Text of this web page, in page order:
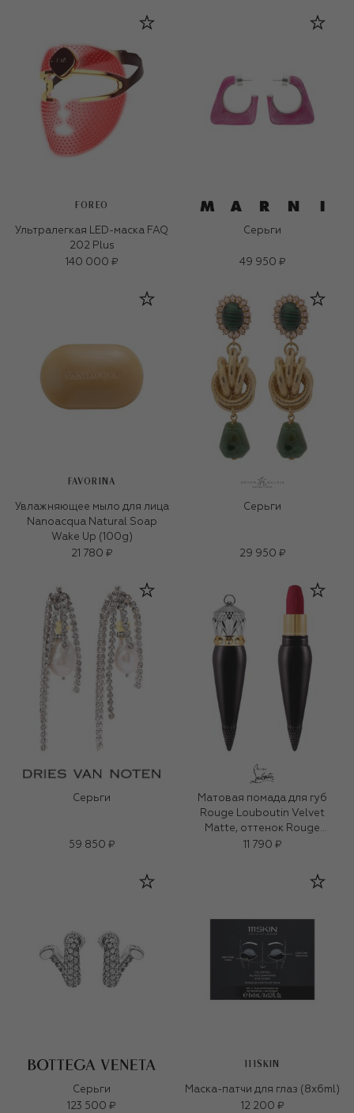
FOREO
Ультралегкая LED-маска FAQ
202 Plus
140 000 ₽
Серьги
49 950 ₽
FAVORINA
Увлажняющее мыло для лица
Nanoacqua Natural Soap
Wake Up (100g)
21 780 ₽
Серьги
29 950 ₽
Серьги
59 850 ₽
Матовая помада для губ
Rouge Louboutin Velvet
Matte, оттенок Rouge
Louboutin
11 790 ₽
Серьги
123 500 ₽
111SKIN
Маска-патчи для глаз (8x6ml)
12 200 ₽